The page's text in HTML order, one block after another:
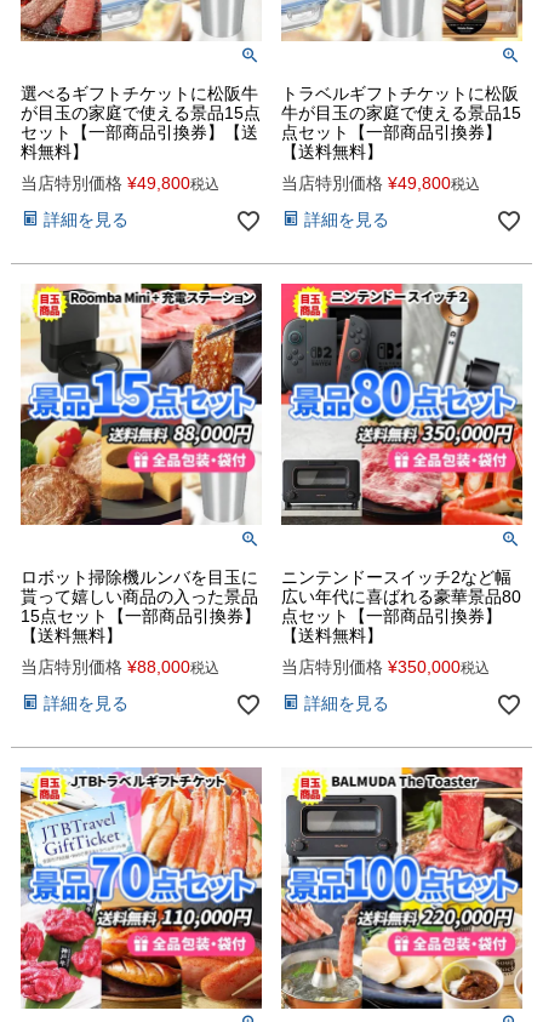
選べるギフトチケットに松阪牛
が目玉の家庭で使える景品15点
セット【一部商品引換券】【送
料無料】
当店特別価格 ¥49,800税込
詳細を見る
トラベルギフトチケットに松阪
牛が目玉の家庭で使える景品15
点セット【一部商品引換券】
【送料無料】
当店特別価格 ¥49,800税込
詳細を見る
ロボット掃除機ルンバを目玉に
貰って嬉しい商品の入った景品
15点セット【一部商品引換券】
【送料無料】
当店特別価格 ¥88,000税込
詳細を見る
ニンテンドースイッチ2など幅
広い年代に喜ばれる豪華景品80
点セット【一部商品引換券】
【送料無料】
当店特別価格 ¥350,000税込
詳細を見る